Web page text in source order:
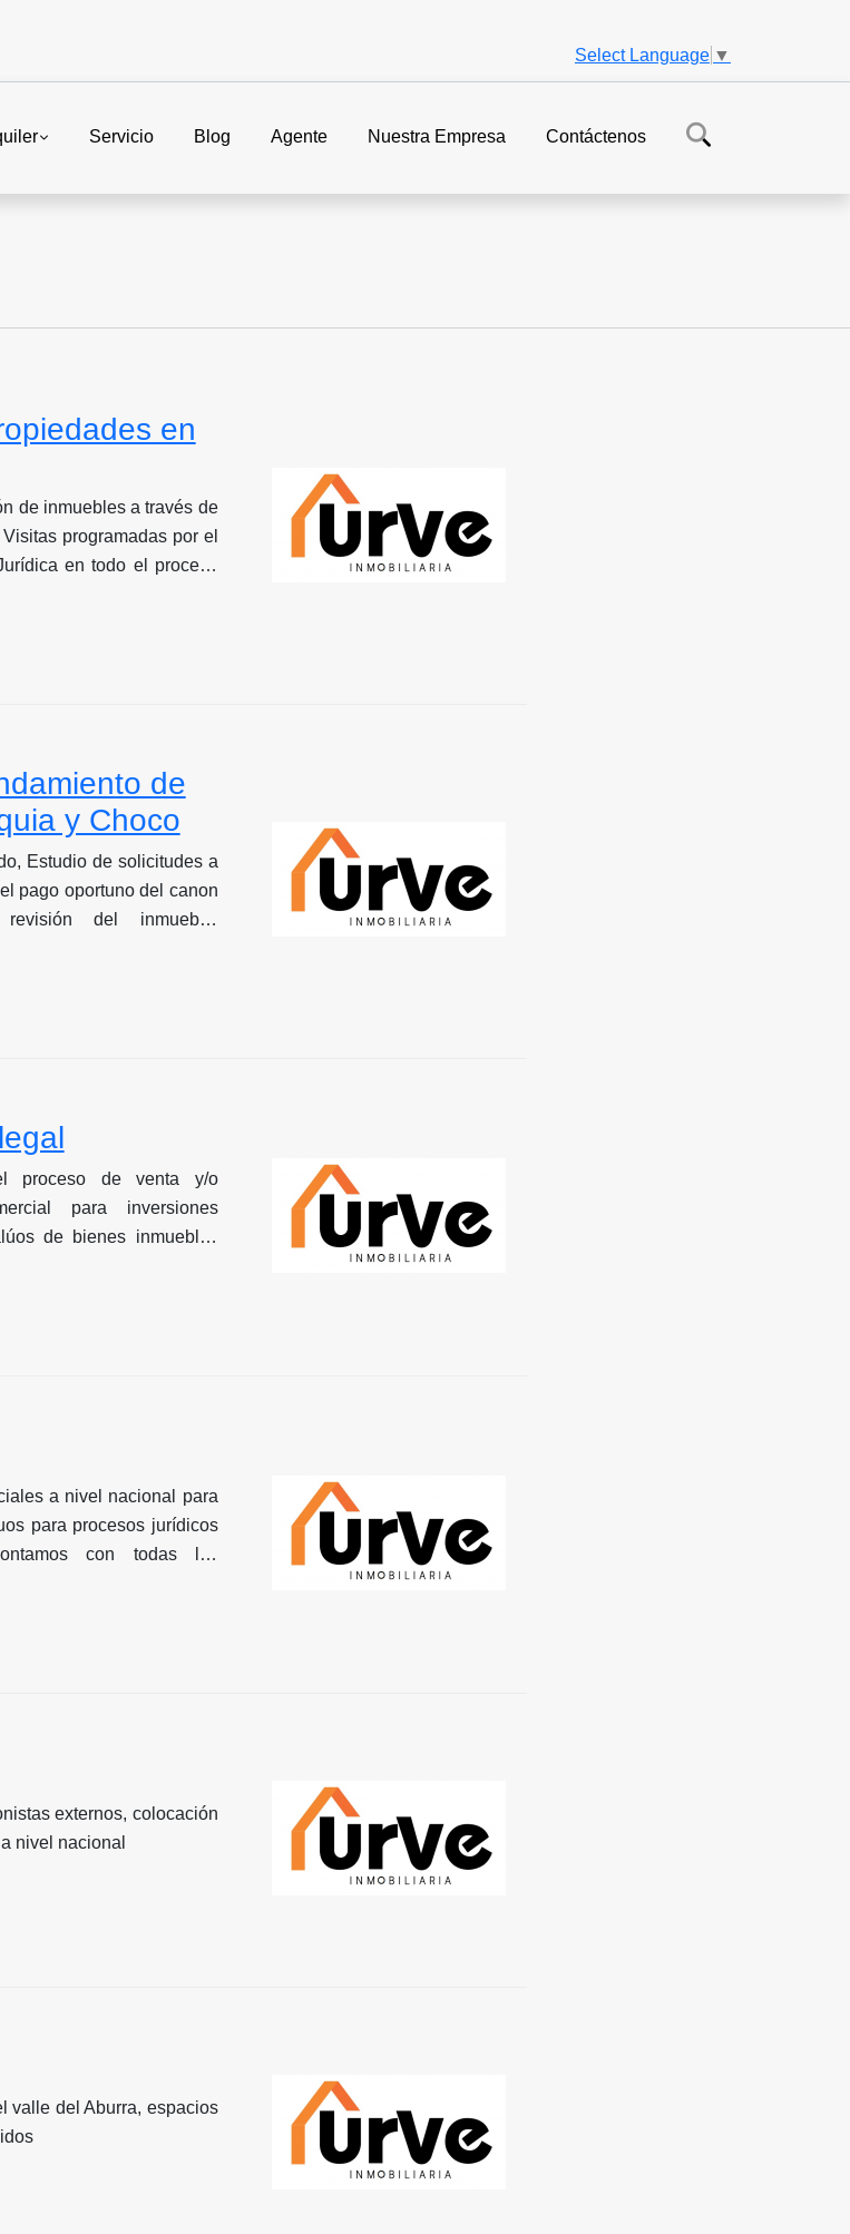
Select Language ▼
Servicio Blog Agente Nuestra Empresa Contáctenos
en
de inmuebles a través de
en todo el proceso
de
y Choco
Estudio de solicitudes a
pago oportuno del canon
del inmueble,
por usted cuotas de
de contratos.
proceso de venta y/o
para inversiones
de bienes inmuebles
a nivel nacional para
para procesos jurídicos
con todas las
externos, colocación
nivel nacional
valle del Aburra, espacios